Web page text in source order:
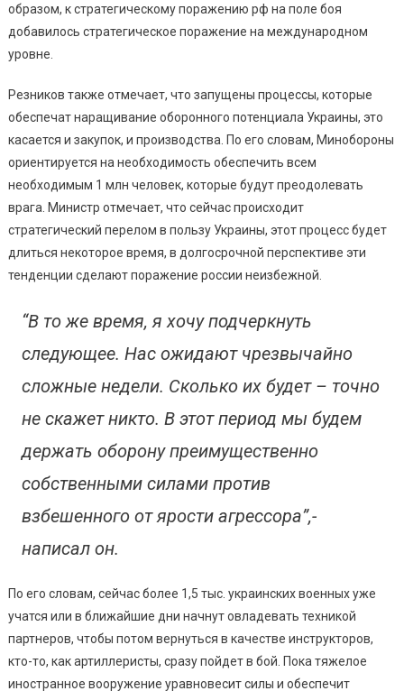
образом, к стратегическому поражению рф на поле боя
добавилось стратегическое поражение на международном
уровне.
Резников также отмечает, что запущены процессы, которые
обеспечат наращивание оборонного потенциала Украины, это
касается и закупок, и производства. По его словам, Минобороны
ориентируется на необходимость обеспечить всем
необходимым 1 млн человек, которые будут преодолевать
врага. Министр отмечает, что сейчас происходит
стратегический перелом в пользу Украины, этот процесс будет
длиться некоторое время, в долгосрочной перспективе эти
тенденции сделают поражение россии неизбежной.
“В то же время, я хочу подчеркнуть
следующее. Нас ожидают чрезвычайно
сложные недели. Сколько их будет – точно
не скажет никто. В этот период мы будем
держать оборону преимущественно
собственными силами против
взбешенного от ярости агрессора”,-
написал он.
По его словам, сейчас более 1,5 тыс. украинских военных уже
учатся или в ближайшие дни начнут овладевать техникой
партнеров, чтобы потом вернуться в качестве инструкторов,
кто-то, как артиллеристы, сразу пойдет в бой. Пока тяжелое
иностранное вооружение уравновесит силы и обеспечит